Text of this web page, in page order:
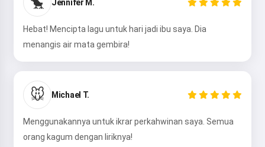
Jennifer M.
Hebat! Mencipta lagu untuk hari jadi ibu saya. Dia
menangis air mata gembira!
🐭 Michael T.
Menggunakannya untuk ikrar perkahwinan saya. Semua
orang kagum dengan liriknya!
Saya boleh mencipta lagu, menulis
puisi dan ucapan tahniah 🥰
Saya menerima: Syarat Perkhidmatan
Dasar Privasi,